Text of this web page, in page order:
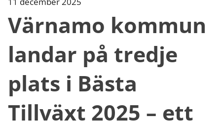
Värnamo kommun
landar på tredje
plats i Bästa
Tillväxt 2025 – ett